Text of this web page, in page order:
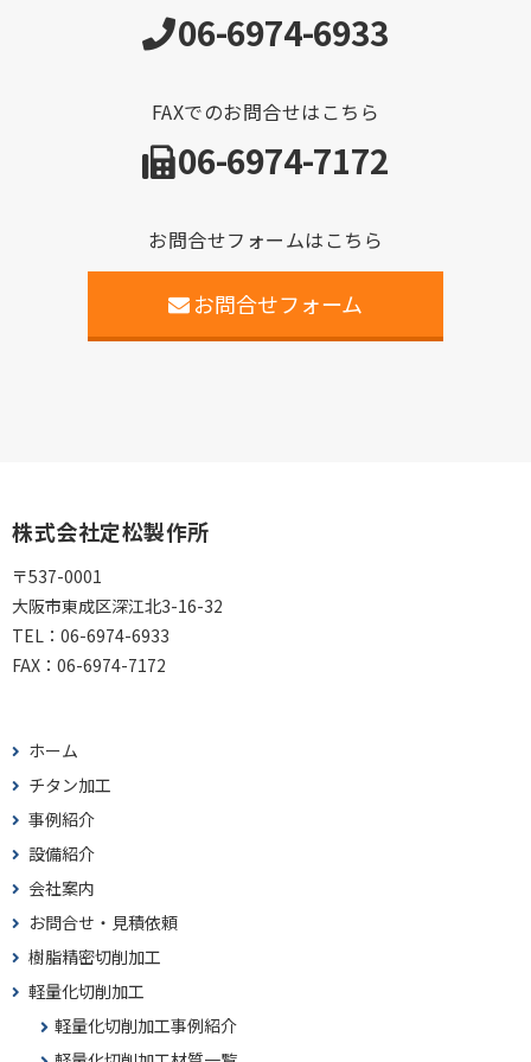
06-6974-6933
FAXでのお問合せはこちら
06-6974-7172
お問合せフォームはこちら
お問合せフォーム
株式会社定松製作所
〒537-0001
大阪市東成区深江北3-16-32
TEL： 06-6974-6933
FAX： 06-6974-7172
ホーム
チタン加工
事例紹介
設備紹介
会社案内
お問合せ・見積依頼
樹脂精密切削加工
軽量化切削加工
軽量化切削加工事例紹介